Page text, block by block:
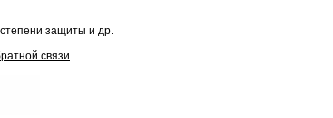
защиты и др.
связи.